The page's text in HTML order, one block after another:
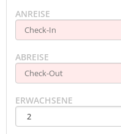
ANREISE
ABREISE
ERWACHSENE